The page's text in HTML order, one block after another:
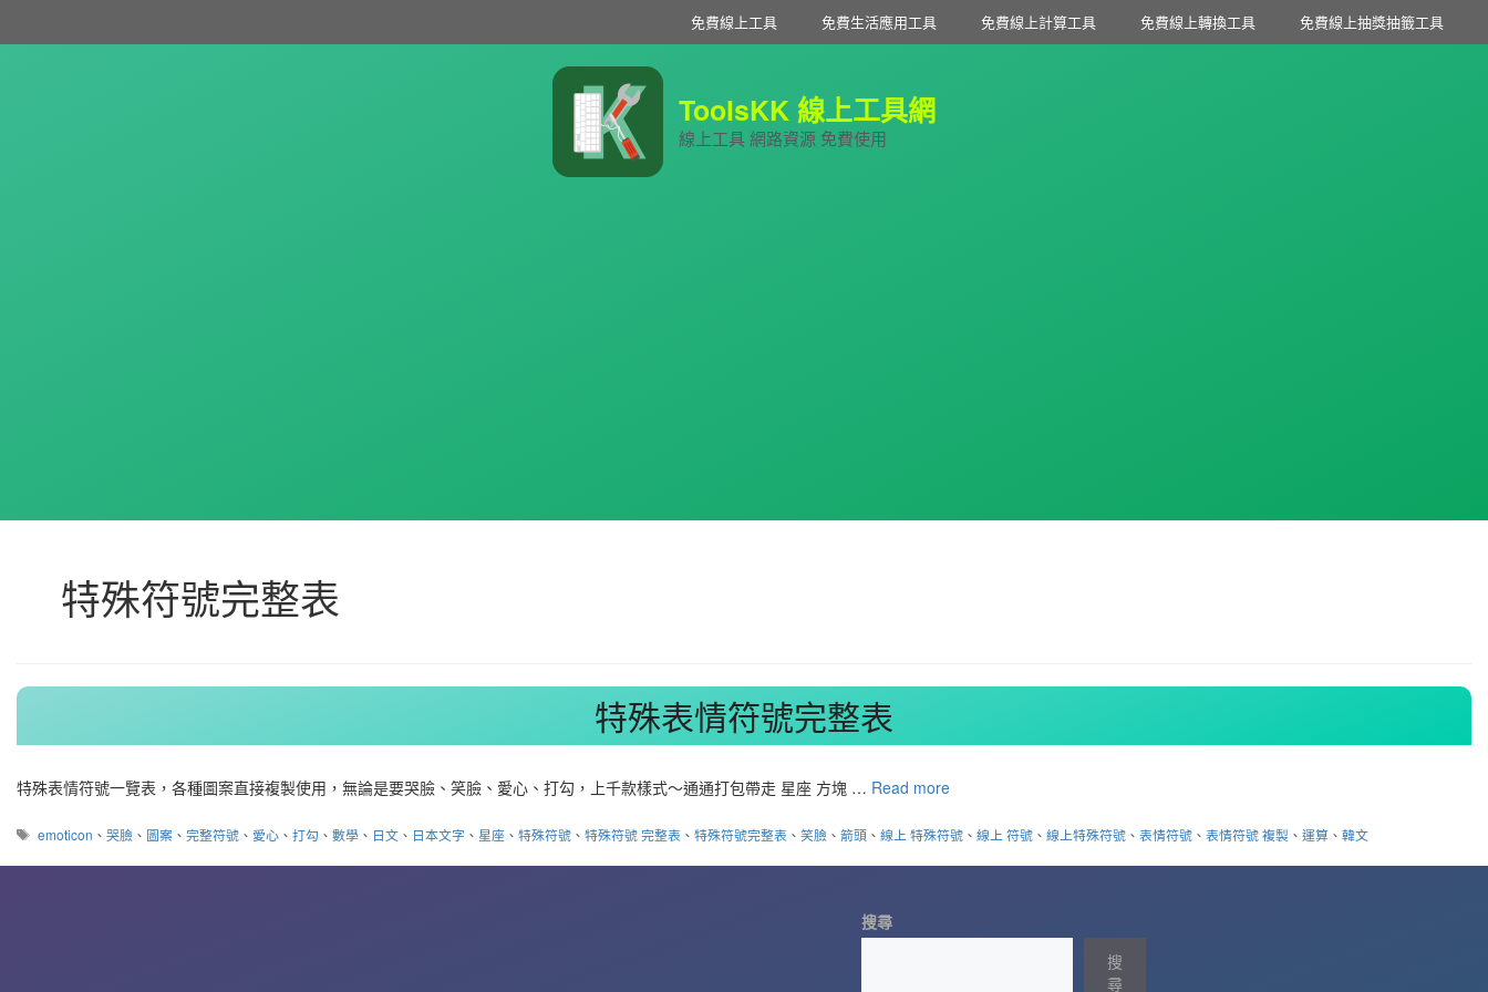
免費線上工具 免費生活應用工具 免費線上計算工具 免費線上轉換工具 免費線上抽獎抽籤工具
ToolsKK 線上工具網
線上工具 網路資源 免費使用
特殊符號完整表
特殊表情符號完整表
特殊表情符號一覽表，各種圖案直接複製使用，無論是要哭臉、笑臉、愛心、打勾，上千款樣式～通通打包帶走 星座 方塊 … Read more
標
emoticon 、哭臉 、 圖案 、完整符號 、 愛心 、打勾 、數學 、 日文 、 日本文字 、星座 、特殊符號 、特殊符號 完整表 、特殊符號完整表 、笑臉 、箭頭 、線上 特殊符號 、線上 符號 、線上特殊符號 、表情符號 、表情符號 複製 、運算 、韓文
搜尋
搜
尋